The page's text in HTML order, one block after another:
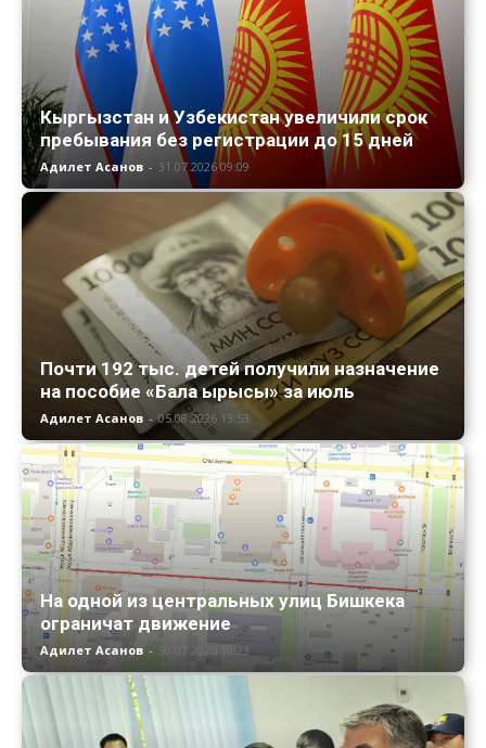
Кыргызстан и Узбекистан увеличили срок
пребывания без регистрации до 15 дней
Адилет Асанов - 31.07.2026 09:09
Почти 192 тыс. детей получили назначение
на пособие «Бала ырысы» за июль
Адилет Асанов - 05.08.2026 13:53
На одной из центральных улиц Бишкека
ограничат движение
Адилет Асанов - 30.07.2026 10:23